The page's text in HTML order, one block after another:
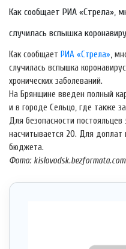
Как сообщает РИА «Стрела»,
случилась вспышка
Как сообщает РИА «Стрела»,
случилась вспышка
хронических заболеваний.
На Брянщине введен полный
и в городе Сельцо, где также
Для безопасности
насчитывается 20. Для доплат
бюджета.
Фото: kislovodsk.bezformata.com